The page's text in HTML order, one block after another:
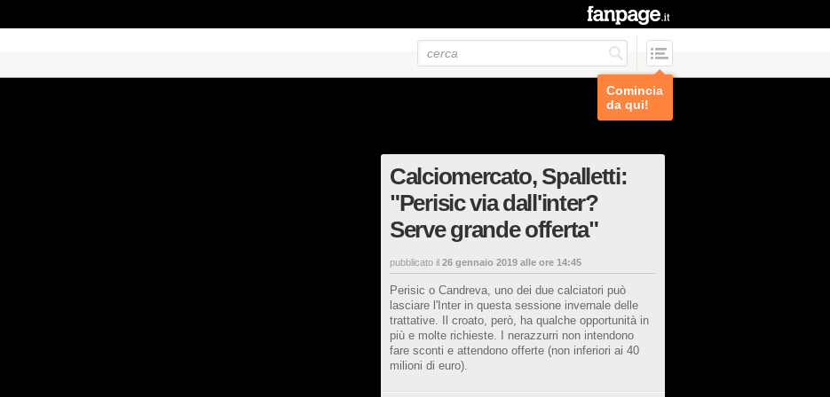
Comincia
da qui!
Calciomercato, Spalletti:
"Perisic via dall'inter?
Serve grande offerta"
pubblicato il 26 gennaio 2019 alle ore 14:45
Perisic o Candreva, uno dei due calciatori può
lasciare l'Inter in questa sessione invernale delle
trattative. Il croato, però, ha qualche opportunità in
più e molte richieste. I nerazzurri non intendono
fare sconti e attendono offerte (non inferiori ai 40
milioni di euro).